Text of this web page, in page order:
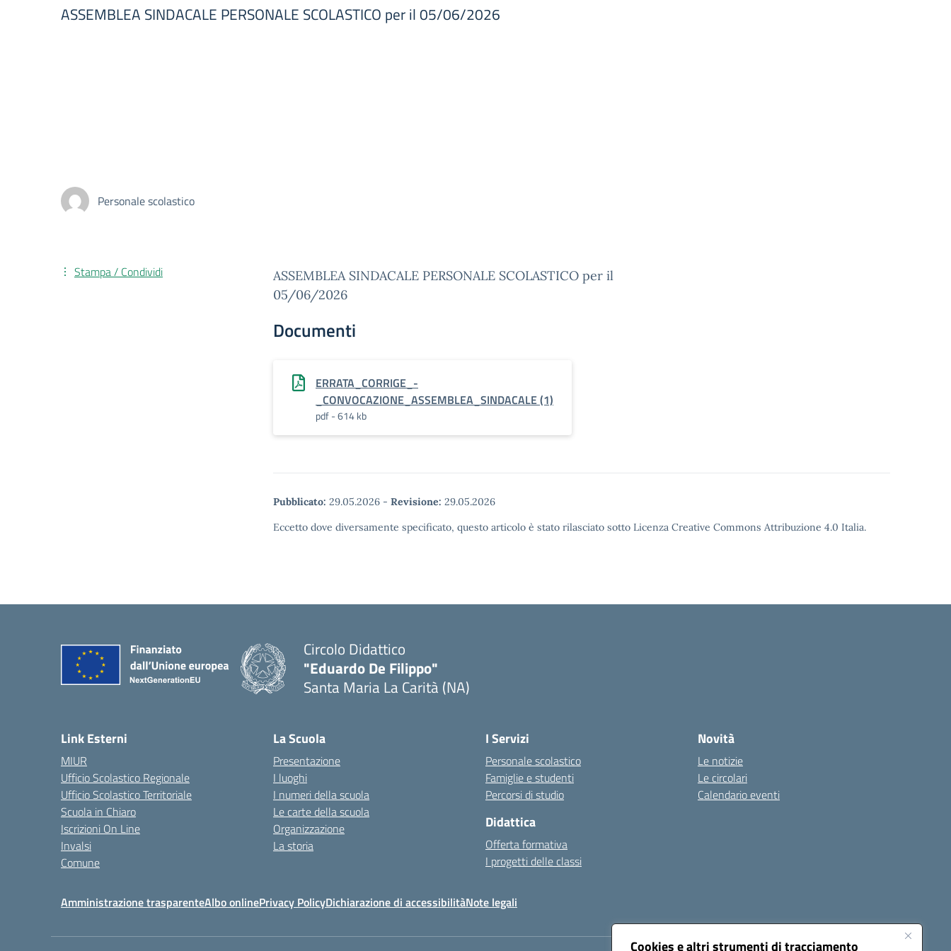
Cookies e altri strumenti di tracciamento
ASSEMBLEA SINDACALE PERSONALE SCOLASTICO per il 05/06/2026
Personale scolastico
ASSEMBLEA SINDACALE PERSONALE SCOLASTICO per il
05/06/2026
Documenti
ERRATA_CORRIGE_-
_CONVOCAZIONE_ASSEMBLEA_SINDACALE (1)
pdf - 614 kb
Pubblicato: 29.05.2026 - Revisione: 29.05.2026
Eccetto dove diversamente specificato, questo articolo è stato rilasciato sotto Licenza Creative Commons Attribuzione 4.0 Italia.
Stampa / Condividi
Circolo Didattico
"Eduardo De Filippo"
Santa Maria La Carità (NA)
Link Esterni
MIUR
Ufficio Scolastico Regionale
Ufficio Scolastico Territoriale
Scuola in Chiaro
Iscrizioni On Line
Invalsi
Comune
La Scuola
Presentazione
I luoghi
I numeri della scuola
Le carte della scuola
Organizzazione
La storia
I Servizi
Personale scolastico
Famiglie e studenti
Percorsi di studio
Didattica
Offerta formativa
I progetti delle classi
Novità
Le notizie
Le circolari
Calendario eventi
Amministrazione trasparenteAlbo onlinePrivacy PolicyDichiarazione di accessibilitàNote legali